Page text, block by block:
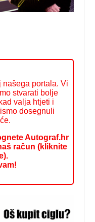
našega portala. Vi
stvarati bolje
valja htjeti i
dosegnuli
Autograf.hr
račun (kliknite